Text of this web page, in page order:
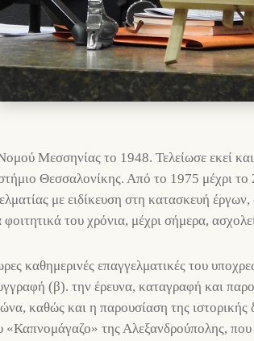
Μεσσηνίας το 1948. Τελείωσε εκεί
Θεσσαλονίκης. Από το 1975 μέχρι το
με ειδίκευση στη κατασκευή
του χρόνια, μέχρι σήμερα,
καθημερινές επαγγελματικές του
(β). την έρευνα, καταγραφή και
καθώς και η παρουσίαση της
«Καπνομάγαζο» της Αλεξανδρούπολης,